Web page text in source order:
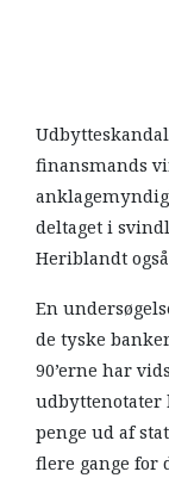
finansmands
deltaget i
Heriblandt
En
de tyske
90’erne har
udbyttenotater
penge ud af
flere gange for